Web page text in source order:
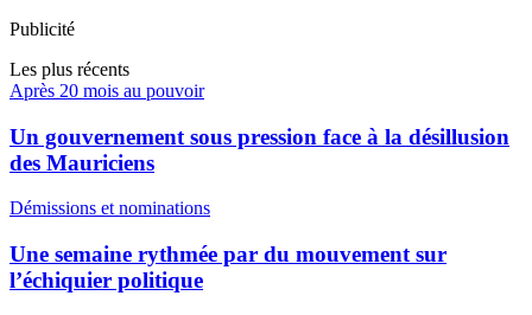
Publicité
Les plus récents
Après 20 mois au pouvoir
Un gouvernement sous pression face à la désillusion
des Mauriciens
Démissions et nominations
Une semaine rythmée par du mouvement sur
l’échiquier politique